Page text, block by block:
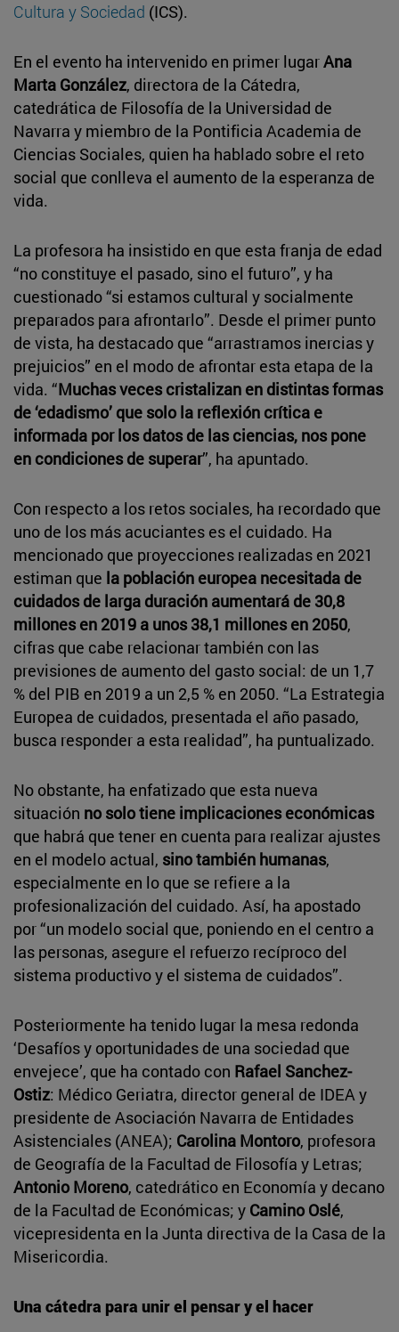
Cultura y Sociedad (ICS).
En el evento ha intervenido en primer lugarAna
Marta González, directora de la Cátedra,
catedrática de Filosofía de la Universidad de
Navarra y miembro de la Pontificia Academia de
Ciencias Sociales, quien ha hablado sobre el reto
social que conlleva el aumento de la esperanza de
vida.
La profesora ha insistido en que esta franja de edad
“no constituye el pasado, sino el futuro”, y ha
cuestionado “si estamos cultural y socialmente
preparados para afrontarlo”. Desde el primer punto
de vista, ha destacado que “arrastramos inercias y
prejuicios” en el modo de afrontar esta etapa de la
vida. “Muchas veces cristalizan en distintas formas
de ‘edadismo’ que solo la reflexión crítica e
informada por los datos de las ciencias, nos pone
en condiciones de superar”, ha apuntado.
Con respecto a los retos sociales, ha recordado que
uno de los más acuciantes es el cuidado. Ha
mencionado que proyecciones realizadas en 2021
estiman que la población europea necesitada de
cuidados de larga duración aumentará de 30,8
millones en 2019 a unos 38,1 millones en 2050,
cifras que cabe relacionar también con las
previsiones de aumento del gasto social: de un 1,7
% del PIB en 2019 a un 2,5 % en 2050. “La Estrategia
Europea de cuidados, presentada el año pasado,
busca responder a esta realidad”, ha puntualizado.
No obstante, ha enfatizado que esta nueva
situación no solo tiene implicaciones económicas
que habrá que tener en cuenta para realizar ajustes
en el modelo actual, sino también humanas,
especialmente en lo que se refiere a la
profesionalización del cuidado. Así, ha apostado
por “un modelo social que, poniendo en el centro a
las personas, asegure el refuerzo recíproco del
sistema productivo y el sistema de cuidados”.
Posteriormente ha tenido lugar la mesa redonda
‘Desafíos y oportunidades de una sociedad que
envejece’, que ha contado con Rafael Sanchez-
Ostiz: Médico Geriatra, director general de IDEA y
presidente de Asociación Navarra de Entidades
Asistenciales (ANEA); Carolina Montoro, profesora
de Geografía de la Facultad de Filosofía y Letras;
Antonio Moreno, catedrático en Economía y decano
de la Facultad de Económicas; y Camino Oslé,
vicepresidenta en la Junta directiva de la Casa de la
Misericordia.
Una cátedra para unir el pensar y el hacer